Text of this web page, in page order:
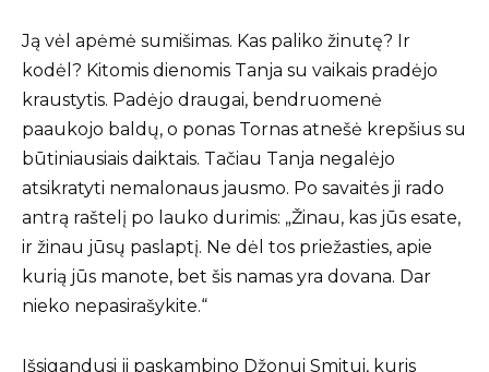
Ją vėl apėmė sumišimas. Kas paliko žinutę? Ir
kodėl? Kitomis dienomis Tanja su vaikais pradėjo
kraustytis. Padėjo draugai, bendruomenė
paaukojo baldų, o ponas Tornas atnešė krepšius su
būtiniausiais daiktais. Tačiau Tanja negalėjo
atsikratyti nemalonaus jausmo. Po savaitės ji rado
antrą raštelį po lauko durimis: „Žinau, kas jūs esate,
ir žinau jūsų paslaptį. Ne dėl tos priežasties, apie
kurią jūs manote, bet šis namas yra dovana. Dar
nieko nepasirašykite.“
Išsigandusi ji paskambino Džonui Smitui, kuris